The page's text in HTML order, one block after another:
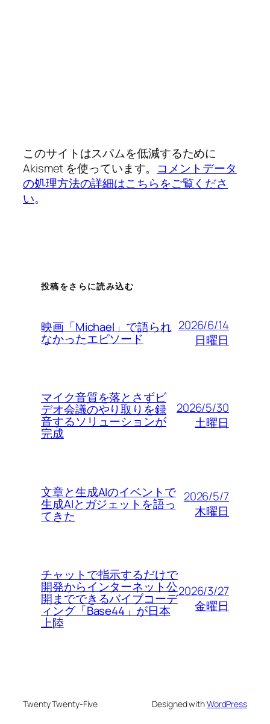
このサイトはスパムを低減するために
Akismet を使っています。 コメントデータ
の処理方法の詳細はこちらをご覧くださ
い。
投稿をさらに読み込む
映画「Michael」で語られ
なかったエピソード
2026/6/14
日曜日
マイク音質を落とさずビ
デオ会議のやり取りを録
音するソリューションが
完成
2026/5/30
土曜日
文章と生成AIのイベントで
生成AIとガジェットを語っ
てきた
2026/5/7
木曜日
チャットで指示するだけで
開発からインターネット公
開までできるバイブコーデ
ィング「Base44」が日本
上陸
2026/3/27
金曜日
Twenty Twenty-Five Designed withWordPress